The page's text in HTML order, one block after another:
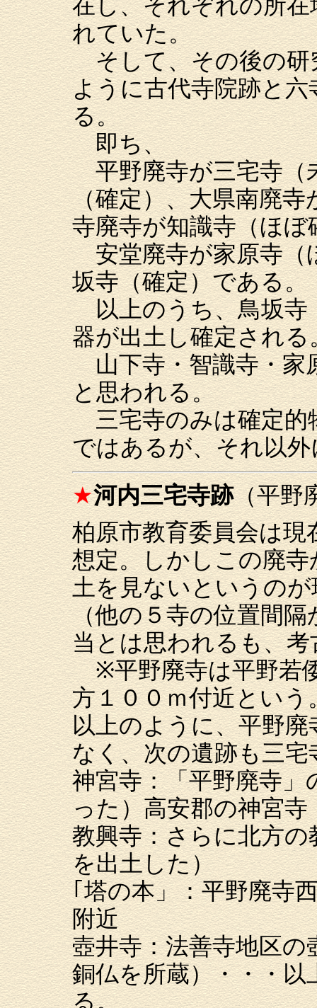
在し、それぞれの所
れていた。
そして、その後の研
ように古代寺院跡と
る。
即ち、
平野廃寺が三宅寺（
（確定）、大県南廃寺
寺廃寺が知識寺（ほぼ
安堂廃寺が家原寺（
坂寺（確定）である。
以上のうち、鳥坂寺
器が出土し確定される
山下寺・智識寺・家
と思われる。
三宅寺のみは確定的
ではあるが、それ以
★河内三宅寺跡（平野
柏原市教育委員会は現
想定。しかしこの廃
土を見ないというの
（他の５寺の位置間
当とは思われるも、
※平野廃寺は平野若
方１００ｍ付近という
以上のように、平野
なく、次の遺跡も三
神宮寺：「平野廃寺
った）高安郡の神宮寺
教興寺：さらに北方
を出土した）
｢塔の本」：平野廃寺
附近
壺井寺：法善寺地区
銅仏を所蔵）・・・
る。